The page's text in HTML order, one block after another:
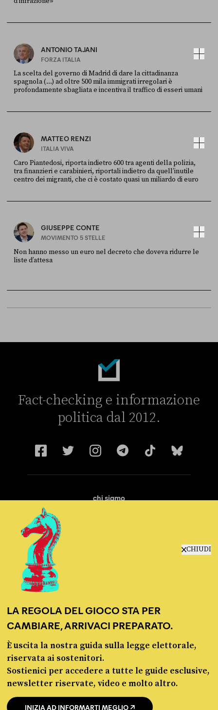
CHIUDI
LA REGOLA DEL GIOCO STA PER
CAMBIARE, ARRIVACI PREPARATO.
È uscita la nostra guida sulla legge elettorale,
riservata ai sostenitori.
Sostienici per accedere a tutte le guide esclusive,
newsletter riservate, video e molto altro.
INIZIA AD INFORMARTI MEGLIO
ANTONIO TAJANI
FORZA ITALIA
La scelta del governo di Madrid di dare la cittadinanza
spagnola (...) ad oltre 500 mila immigrati irregolari è
profondamente sbagliata e incentiva il traffico di esseri umani
MATTEO RENZI
ITALIA VIVA
Caro Piantedosi, riporta indietro 600 tra agenti della polizia,
tra finanzieri e carabinieri, riportali indietro da quell’inutile
centro dei migranti, che ci è costato quasi un miliardo di euro
GIUSEPPE CONTE
MOVIMENTO 5 STELLE
Non hanno messo un euro nel decreto che doveva ridurre le
liste d’attesa
Fact-checking e informazione
politica dal 2012.
chi siamo
© Pagella Politica 2012 - 2026
Pagella Politica è una testata registrata presso il Tribunale di Milano, n. 55 del 8
marzo 2021. ISSN 2974-9387
Privacy policy Cookie policy